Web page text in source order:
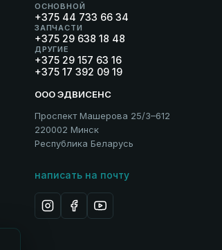
ОСНОВНОЙ
+375 44 733 66 34
ЗАПЧАСТИ
+375 29 638 18 48
ДРУГИЕ
+375 29 157 63 16
+375 17 392 09 19
ООО ЭДВИСЕНС
Проспект Машерова 25/3–612
220002 Минск
Республика Беларусь
написать на почту